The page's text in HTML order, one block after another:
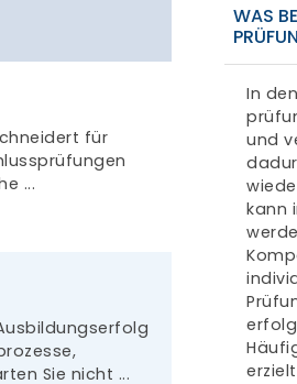
WAS
In
und
kann